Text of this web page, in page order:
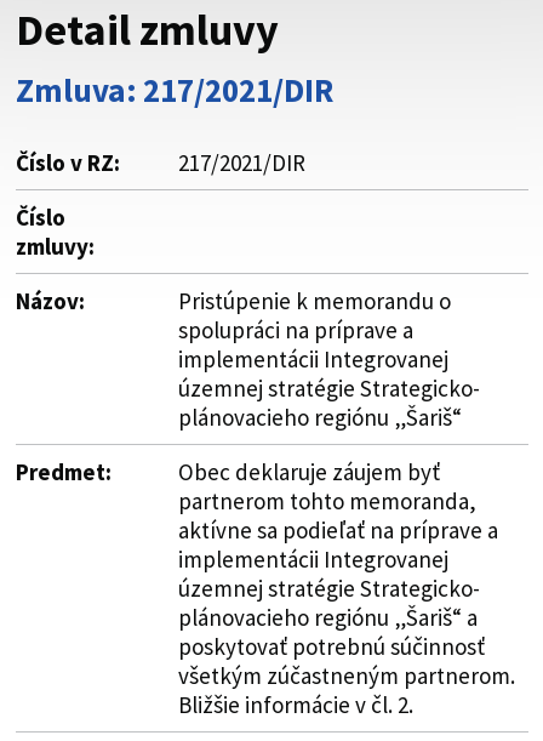
Buďte pozorní a vždy sa uistite, že zdieľate informácie iba
cez zabezpečenú webovú stránku. Zabezpečená stránka
vždy začína https:// pred názvom domény webového sídla.
Detail zmluvy
Zmluva: 217/2021/DIR
Číslo v RZ:
217/2021/DIR
Číslo
zmluvy:
Názov:
Pristúpenie k memorandu o
spolupráci na príprave a
implementácii Integrovanej
územnej stratégie Strategicko-
plánovacieho regiónu „Šariš“
Predmet:
Obec deklaruje záujem byť
partnerom tohto memoranda,
aktívne sa podieľať na príprave a
implementácii Integrovanej
územnej stratégie Strategicko-
plánovacieho regiónu „Šariš“ a
poskytovať potrebnú súčinnosť
všetkým zúčastneným partnerom.
Bližšie informácie v čl. 2.